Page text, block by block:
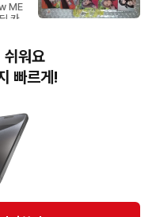
ME
카드
ME 비타민버전 포카 20
장 일괄 세트
닙니다. 전자상거래 등에서의
따라 상품, 상품정보, 거래에 관한 책임은
거래에 대하여 책임을 지지 않습니다.
장터㈜에게 귀속합니다.
쉬워요
빠르게!